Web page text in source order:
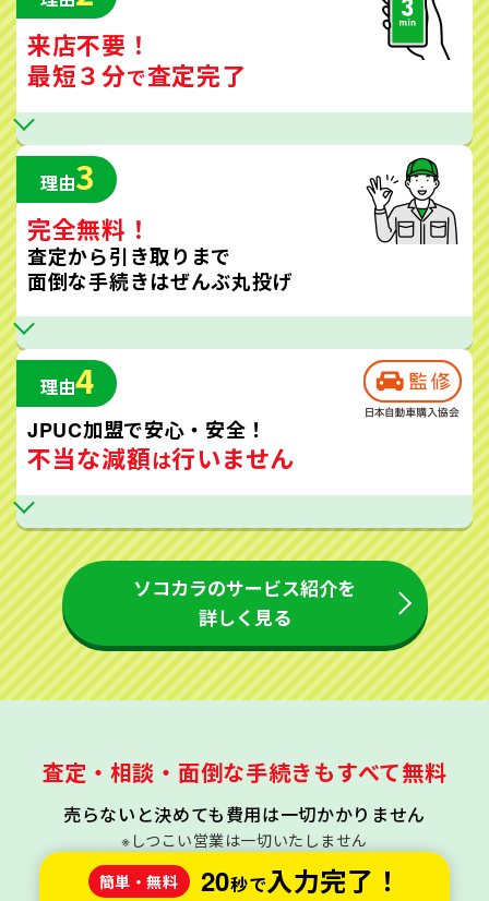
来店不要！
最短３分で査定完了
理由3
完全無料！
査定から引き取りまで
面倒な手続きはぜんぶ丸投げ
理由4
JPUC加盟で安心・安全！
不当な減額は行いません
ソコカラのサービス紹介を
詳しく見る
査定・相談・面倒な手続きもすべて無料
売らないと決めても費用は一切かかりません
※しつこい営業は一切いたしません
簡単・無料
20秒で入力完了！